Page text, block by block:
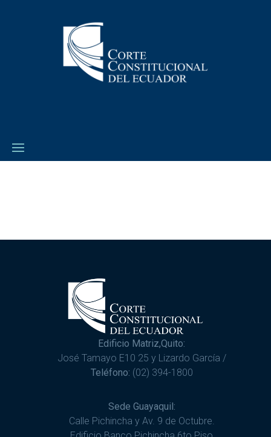
Edificio Matriz,Quito:
José Tamayo E10 25 y Lizardo García /
Teléfono: (02) 394-1800
Sede Guayaquil:
Calle Pichincha y Av. 9 de Octubre.